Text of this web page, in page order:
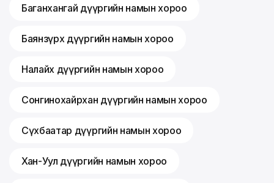
Баганхангай дүүргийн намын хороо
Баянзүрх дүүргийн намын хороо
Налайх дүүргийн намын хороо
Сонгинохайрхан дүүргийн намын хороо
Сүхбаатар дүүргийн намын хороо
Хан-Уул дүүргийн намын хороо